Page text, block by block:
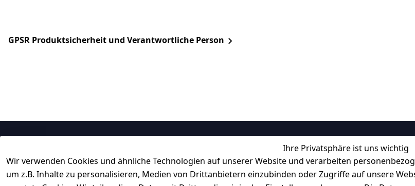
GPSR Produktsicherheit und Verantwortliche Person
Ihre Privatsphäre ist uns wichtig
Wir verwenden Cookies und ähnliche Technologien auf unserer Website und verarbeiten
um z.B. Inhalte zu personalisieren, Medien von Drittanbietern einzubinden oder Zugriffe auf unsere
Impressum
Kontakt
Registrieren
Informationen
Retourenlager:
Kabelsketal